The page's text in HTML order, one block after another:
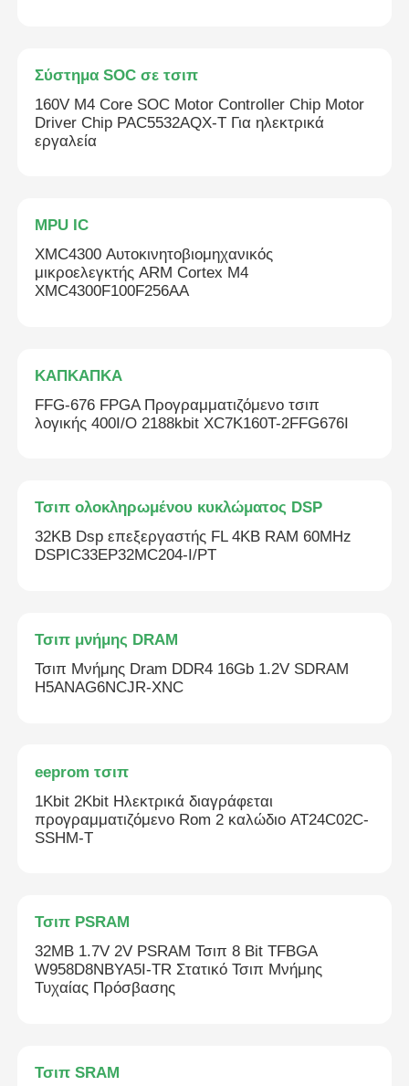
Σύστημα SOC σε τσιπ
160V M4 Core SOC Motor Controller Chip Motor
Driver Chip PAC5532AQX-T Για ηλεκτρικά
εργαλεία
MPU IC
XMC4300 Αυτοκινητοβιομηχανικός
μικροελεγκτής ARM Cortex M4
XMC4300F100F256AA
ΚΑΠΚΑΠΚΑ
FFG-676 FPGA Προγραμματιζόμενο τσιπ
λογικής 400I/O 2188kbit XC7K160T-2FFG676I
Τσιπ ολοκληρωμένου κυκλώματος DSP
32KB Dsp επεξεργαστής FL 4KB RAM 60MHz
DSPIC33EP32MC204-I/PT
Τσιπ μνήμης DRAM
Τσιπ Μνήμης Dram DDR4 16Gb 1.2V SDRAM
H5ANAG6NCJR-XNC
eeprom τσιπ
1Kbit 2Kbit Ηλεκτρικά διαγράφεται
προγραμματιζόμενο Rom 2 καλώδιο AT24C02C-
SSHM-T
Τσιπ PSRAM
32MB 1.7V 2V PSRAM Τσιπ 8 Bit TFBGA
W958D8NBYA5I-TR Στατικό Τσιπ Μνήμης
Τυχαίας Πρόσβασης
Τσιπ SRAM